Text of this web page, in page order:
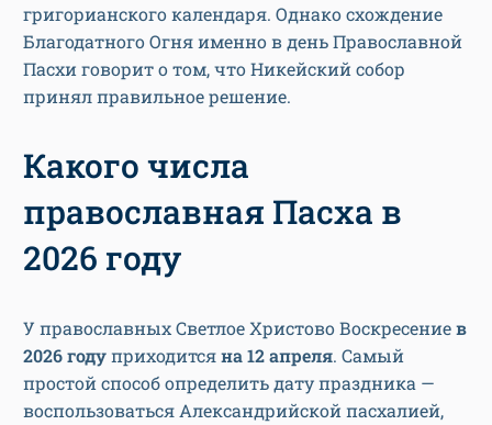
григорианского календаря. Однако схождение
Благодатного Огня именно в день Православной
Пасхи говорит о том, что Никейский собор
принял правильное решение.
Какого числа
православная Пасха в
2026 году
У православных Светлое Христово Воскресениев
2026 годуприходитсяна 12 апреля. Самый
простой способ определить дату праздника —
воспользоваться Александрийской пасхалией,